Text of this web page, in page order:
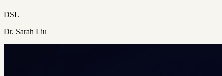
DSL
Dr. Sarah Liu